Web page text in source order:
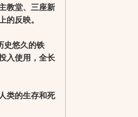
教堂、三座新
的反映。
史悠久的铁
入使用，全长
类的生存和死